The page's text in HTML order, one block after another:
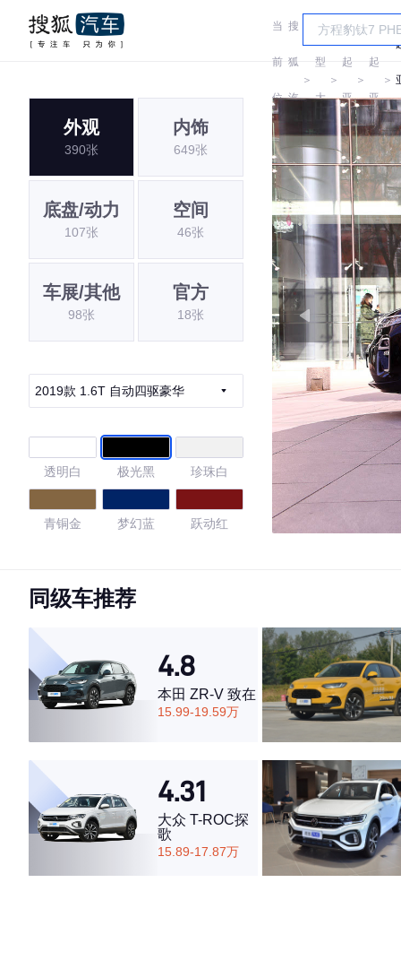
当
前
位
置:
搜
狐
汽
车
＞
车
型
大
全
＞
起
亚
＞
起
亚
＞
外观
390张
内饰
649张
底盘/动力
107张
空间
46张
车展/其他
98张
官方
18张
2019款 1.6T 自动四驱豪华
透明白 极光黑 珍珠白
青铜金 梦幻蓝 跃动红
4.68
·外观表现一般，低于65%同级车
·内饰表现较为优秀，优于71%同级车
·空间表现较为优秀，优于50%同级车
同级车推荐
4.8
本田 ZR-V 致在
15.99-19.59万
4.31
大众 T-ROC探
歌
15.89-17.87万